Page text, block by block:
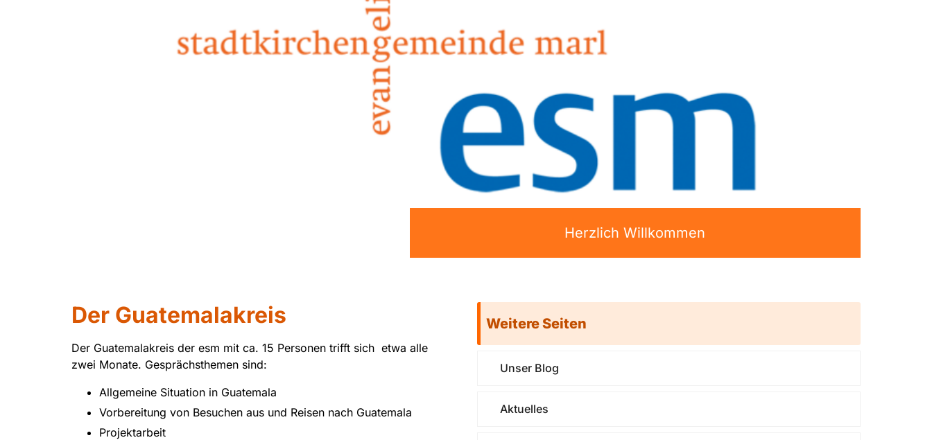
Herzlich Willkommen
Der Guatemalakreis
Der Guatemalakreis der esm mit ca. 15 Personen trifft sich etwa alle
zwei Monate. Gesprächsthemen sind:
Allgemeine Situation in Guatemala
Vorbereitung von Besuchen aus und Reisen nach Guatemala
Projektarbeit
Weitere Seiten
Unser Blog
Aktuelles